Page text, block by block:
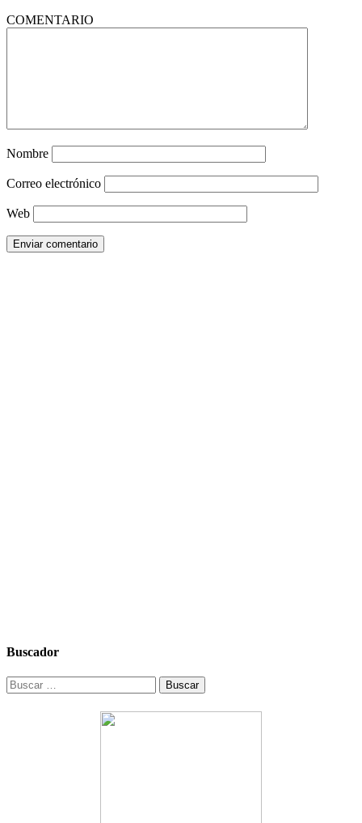
COMENTARIO
Nombre
Correo electrónico
Web
Buscador
Buscar: